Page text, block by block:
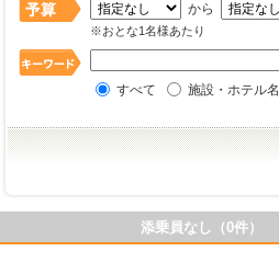
から
※おとな1名様あたり
すべて 施設・ホテル名
添乗員なし（0件）